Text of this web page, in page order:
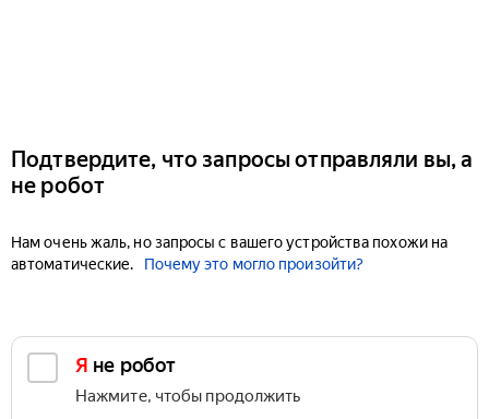
Подтвердите, что запросы отправляли вы, а
не робот
Нам очень жаль, но запросы с вашего устройства похожи на
автоматические.
Почему это могло произойти?
Я не робот
Нажмите, чтобы продолжить